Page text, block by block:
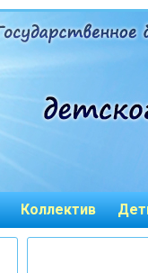
Коллектив